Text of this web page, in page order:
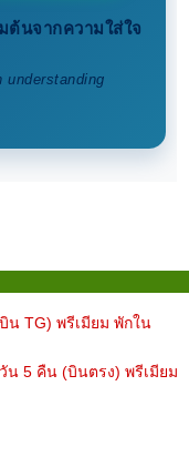
ต้นจากความใส่ใจ
understanding
น TG) พรีเมียม พักใน
น 5 คืน (บินตรง) พรีเมียม